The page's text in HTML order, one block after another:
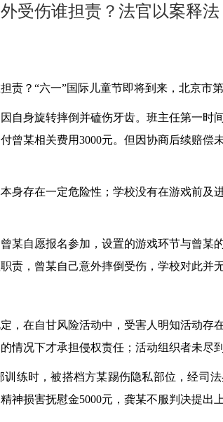
受伤谁担责？法官以案释法
？“六一”国际儿童节即将到来，北京市第
身旋转摔倒并磕伤牙齿。班主任第一时
某相关费用3000元。但因协商后续赔偿
存在一定危险性；学校没有在游戏前及
自愿报名参加，设置的游戏环节与曾某
责，曾某自己意外摔倒受伤，学校对此并
在自甘风险活动中，受害人明知活动存
情况下才承担侵权责任；活动组织者未尽
时，被搭档方某踢伤隐私部位，经司
神损害抚慰金5000元，龚某不服判决提出上